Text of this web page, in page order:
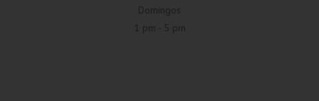
Domingos
1 pm - 5 pm